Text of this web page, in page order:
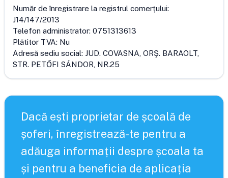
Număr de înregistrare la registrul comerțului:
J14/147/2013
Telefon administrator: 0751313613
Plătitor TVA: Nu
Adresă sediu social: JUD. COVASNA, ORŞ. BARAOLT,
STR. PETŐFI SÁNDOR, NR.25
Dacă ești proprietar de școală de
șoferi, înregistrează-te pentru a
adăuga informații despre școala ta
și pentru a beneficia de aplicația